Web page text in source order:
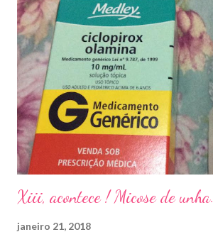
Xiii, acontece ! Micose de unha.
janeiro 21, 2018